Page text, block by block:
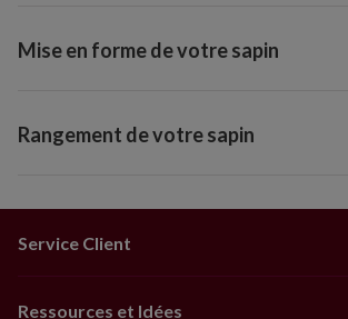
Mise en forme de votre sapin
Rangement de votre sapin
Service Client
Ressources et Idées